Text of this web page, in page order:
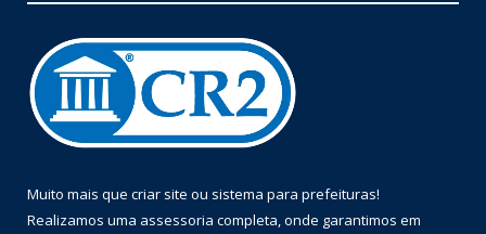
Muito mais que criar site ou sistema para prefeituras!
Realizamos uma assessoria completa, onde garantimos em